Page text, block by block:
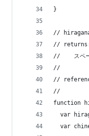
}
// hiragana:
//
//    スペー
//
//
//
function
var
var